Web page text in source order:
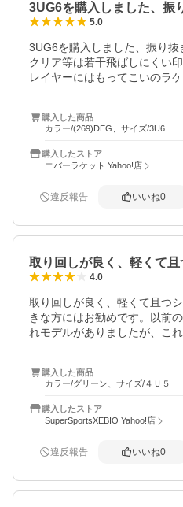
3UG6を購入しました、振
5.0
3UG6を購入しました、振り抜
クリア等は若干飛ばしにくい
レイヤーにはもってこいのラ
購入した商品
カラー/(269)DEG、サイズ/3U6
購入したストア
エバーラケット Yahoo!店
違反報告 いいね0
取り回しが良く、軽くて
4.0
取り回しが良く、軽くて且つ
きな方にはお勧めです。以前
れモデルがありましたが、これ
購入した商品
カラー/グリーン、サイズ/４Ｕ５
購入したストア
SuperSportsXEBIO Yahoo!店
違反報告 いいね0